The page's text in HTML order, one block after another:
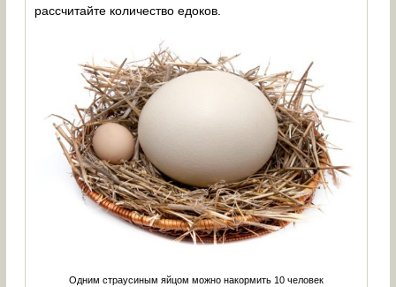
рассчитайте количество едоков.
Одним страусиным яйцом можно накормить 10 человек